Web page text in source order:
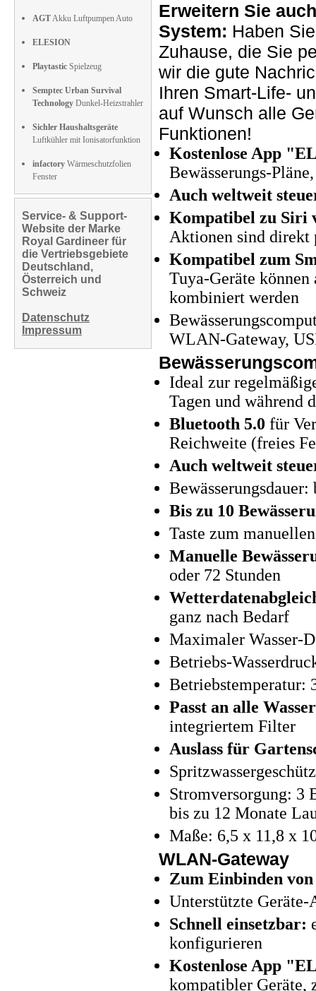
AGTAkku Luftpumpen Auto
ELESION
Playtastic Spielzeug
Semptec Urban Survival
Technology Dunkel-Heizstrahler
Sichler Haushaltsgeräte
Luftkühler mit Ionisatorfunktion
infactory Wärmeschutzfolien
Fenster
Service- & Support-
Website der Marke
Royal Gardineer für
die Vertriebsgebiete
Deutschland,
Österreich und
Schweiz
Datenschutz
Impressum
Erweitern Sie
System: Haben
Zuhause, die Sie
wir die gute
Ihren Smart-Life-
auf Wunsch alle
Funktionen!
Kostenlose App
Bewässerungs-
Auch weltweit
Kompatibel zu Siri
Aktionen sind direkt
Kompatibel zum
Tuya-Geräte
kombiniert werden
WLAN-Gateway,
Ideal zur
Tagen und während
Bluetooth 5.0 für
Reichweite (freies
Auch weltweit
Bis zu 10
Taste zum
Manuelle
oder 72 Stunden
ganz nach Bedarf
Maximaler Wasser-
Betriebs-
Betriebstemperatur:
Passt an alle
integriertem Filter
Auslass für
Stromversorgung: 3
bis zu 12 Monate
Maße: 6,5 x 11,8 x
WLAN-Gateway
Zum Einbinden
Unterstützte Geräte-
Schnell einsetzbar:
konfigurieren
Kostenlose App
kompatibler Geräte,